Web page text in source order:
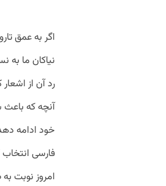
اگر به عمق
نیاکان ما به
رد آن از
آنچه که باعث
خود ادامه
فارسی
امروز نوبت